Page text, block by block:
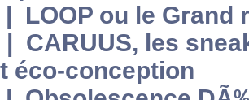
| LOOP ou le Grand
| CARUUS, les
éco-conception